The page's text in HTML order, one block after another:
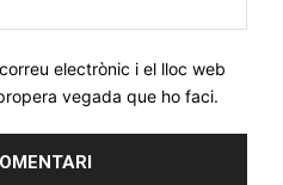
web:
electrònic i el lloc web
vegada que ho faci.